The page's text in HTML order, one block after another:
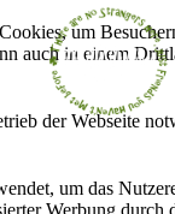
um
auch in einem
der Webseite
um das
Werbung